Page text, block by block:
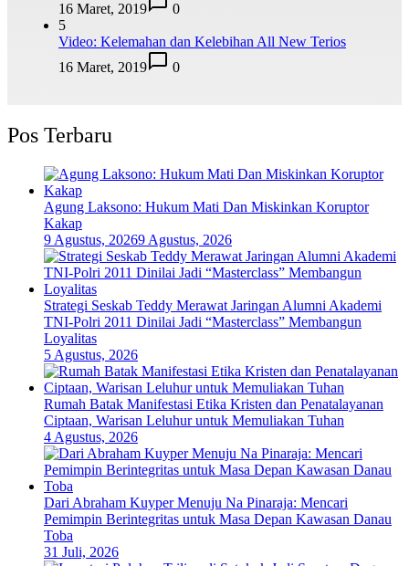
16 Maret, 2019
0
5
Video: Kelemahan dan Kelebihan All New Terios
16 Maret, 2019
0
Pos Terbaru
Agung Laksono: Hukum Mati Dan Miskinkan Koruptor
Kakap
9 Agustus, 20269 Agustus, 2026
Strategi Seskab Teddy Merawat Jaringan Alumni Akademi
TNI-Polri 2011 Dinilai Jadi “Masterclass” Membangun
Loyalitas
5 Agustus, 2026
Rumah Batak Manifestasi Etika Kristen dan Penatalayanan
Ciptaan, Warisan Leluhur untuk Memuliakan Tuhan
4 Agustus, 2026
Dari Abraham Kuyper Menuju Na Pinaraja: Mencari
Pemimpin Berintegritas untuk Masa Depan Kawasan Danau
Toba
31 Juli, 2026